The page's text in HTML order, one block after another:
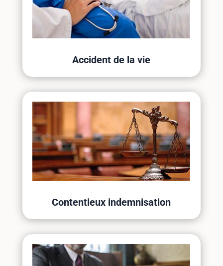
Accident de la vie
Contentieux indemnisation